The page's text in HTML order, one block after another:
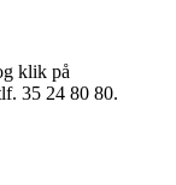
klik på
35 24 80 80.